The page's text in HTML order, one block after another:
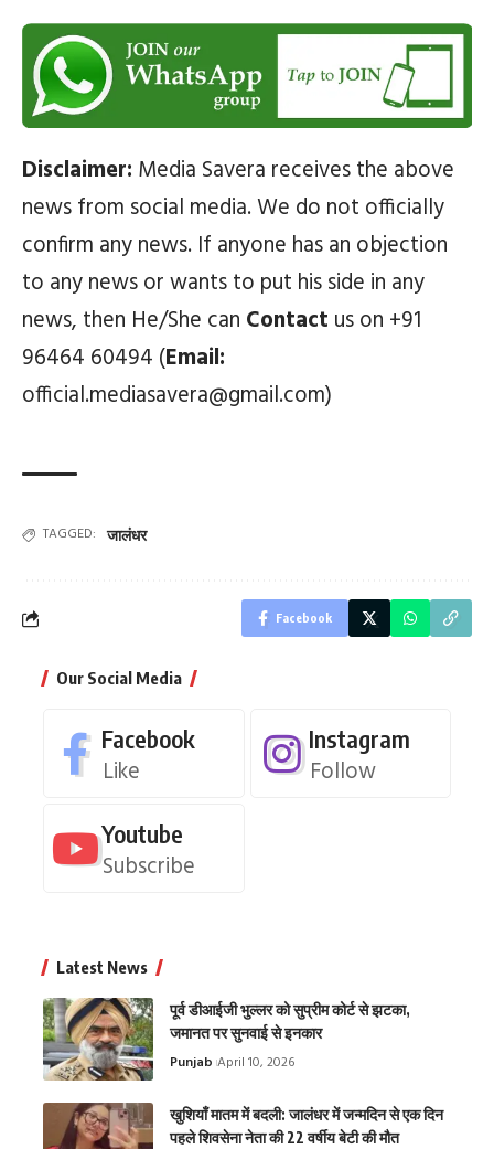
Disclaimer: Media Savera receives the above
news from social media. We do not officially
confirm any news. If anyone has an objection
to any news or wants to put his side in any
news, then He/She can Contact us on +91
96464 60494 (Email:
official.mediasavera@gmail.com)
TAGGED: जालंधर
Facebook
Our Social Media
Facebook
Like
Instagram
Follow
Youtube
Subscribe
Latest News
पूर्व डीआईजी भुल्लर को सुप्रीम कोर्ट से झटका,
जमानत पर सुनवाई से इनकार
Punjab April 10, 2026
खुशियाँ मातम में बदली: जालंधर में जन्मदिन से एक दिन
पहले शिवसेना नेता की 22 वर्षीय बेटी की मौत